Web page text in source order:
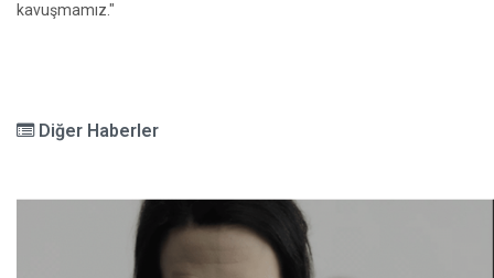
kavuşmamız."
Diğer Haberler